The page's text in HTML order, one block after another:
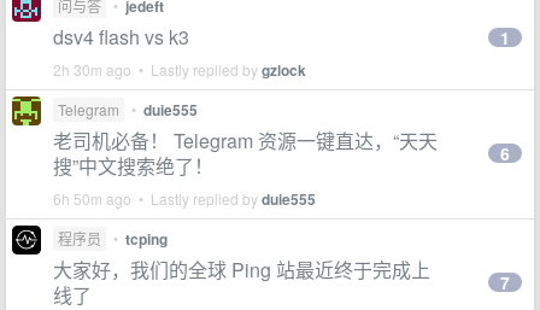
问与答 • jedeft
dsv4 flash vs k3
2h 30m ago • Lastly replied bygzlock
1
Telegram • duie555
老司机必备！ Telegram 资源一键直达，“天天
搜”中文搜索绝了！
6h 50m ago • Lastly replied byduie555
6
程序员 • tcping
大家好，我们的全球 Ping 站最近终于完成上
线了
7